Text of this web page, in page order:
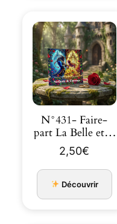
N°431- Faire-
part La Belle et la
Bête Mariage
2,50€
Découvrir